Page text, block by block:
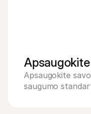
Apsaugokite
saugumo